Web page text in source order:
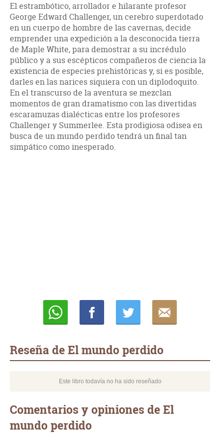
El estrambótico, arrollador e hilarante profesor
George Edward Challenger, un cerebro superdotado
en un cuerpo de hombre de las cavernas, decide
emprender una expedición a la desconocida tierra
de Maple White, para demostrar a su incrédulo
público y a sus escépticos compañeros de ciencia la
existencia de especies prehistóricas y, si es posible,
darles en las narices siquiera con un diplodoquito.
En el transcurso de la aventura se mezclan
momentos de gran dramatismo con las divertidas
escaramuzas dialécticas entre los profesores
Challenger y Summerlee. Esta prodigiosa odisea en
busca de un mundo perdido tendrá un final tan
simpático como inesperado.
Reseña de El mundo perdido
Este libro todavía no ha sido reseñado
Comentarios y opiniones de El
mundo perdido